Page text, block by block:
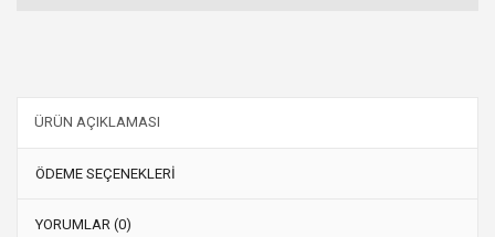
ÜRÜN AÇIKLAMASI
ÖDEME SEÇENEKLERİ
YORUMLAR (0)